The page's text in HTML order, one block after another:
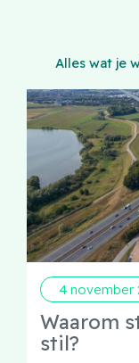
Alles wat je
4 november
Waarom
stil?